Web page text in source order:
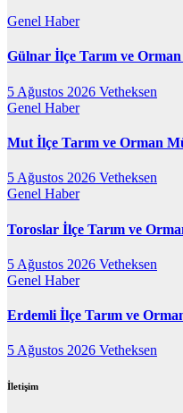
Genel Haber
Gülnar İlçe Tarım ve
5 Ağustos 2026 Vetheksen
Genel Haber
Mut İlçe Tarım ve Orman
5 Ağustos 2026 Vetheksen
Genel Haber
Toroslar İlçe Tarım ve
5 Ağustos 2026 Vetheksen
Genel Haber
Erdemli İlçe Tarım ve
5 Ağustos 2026 Vetheksen
İletişim